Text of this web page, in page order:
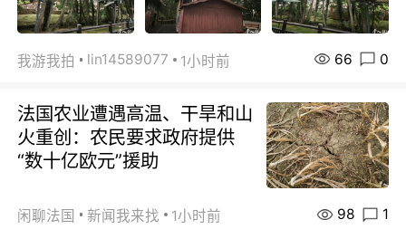
我游我拍 lin14589077 1小时前 66 0
法国农业遭遇高温、干旱和山
火重创：农民要求政府提供
“数十亿欧元”援助
闲聊法国 新闻我来找 1小时前 98 1